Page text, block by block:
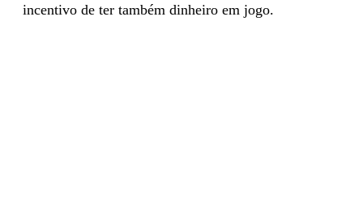
incentivo de ter também dinheiro em jogo.